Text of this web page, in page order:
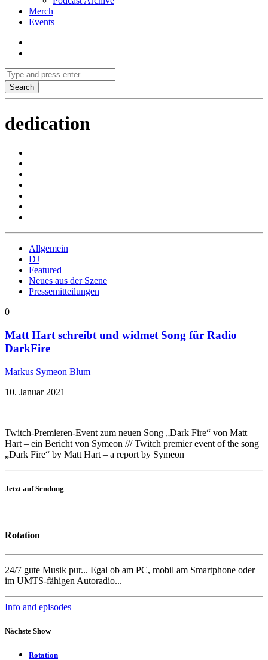
Merch
Events
dedication
Allgemein
DJ
Featured
Neues aus der Szene
Pressemitteilungen
0
Matt Hart schreibt und widmet Song für Radio
DarkFire
Markus Symeon Blum
10. Januar 2021
Twitch-Premieren-Event zum neuen Song „Dark Fire“ von Matt
Hart – ein Bericht von Symeon /// Twitch premier event of the song
„Dark Fire“ by Matt Hart – a report by Symeon
Jetzt auf Sendung
Rotation
24/7 gute Musik pur... Egal ob am PC, mobil am Smartphone oder
im UMTS-fähigen Autoradio...
Info and episodes
Nächste Show
Rotation